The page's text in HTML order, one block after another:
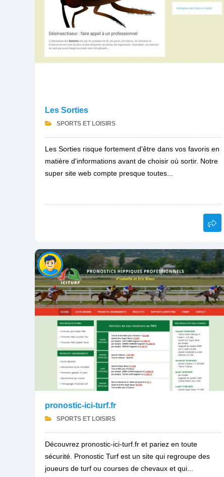
Les Sorties
SPORTS ET LOISIRS
Les Sorties risque fortement d'être dans vos favoris en
matière d'informations avant de choisir où sortir. Notre
super site web compte presque toutes...
pronostic-ici-turf.fr
SPORTS ET LOISIRS
Découvrez pronostic-ici-turf.fr et pariez en toute
sécurité. Pronostic Turf est un site qui regroupe des
joueurs de turf ou courses de chevaux et qui...